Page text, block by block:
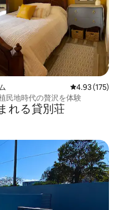
レビュー175
4.93 (175)
民地時代の贅沢を体験
れる貸別荘